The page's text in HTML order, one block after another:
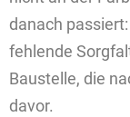
danach
fehlende
Baustelle, die
davor.